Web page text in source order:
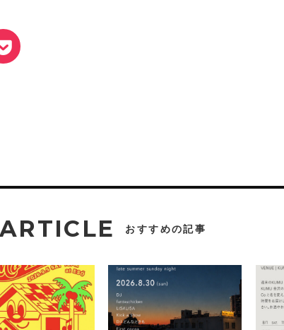
おすすめの記事